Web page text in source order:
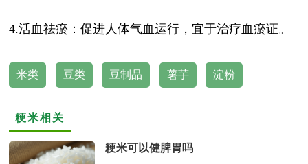
4.活血祛瘀：促进人体气血运行，宜于治疗血瘀证。
米类 豆类 豆制品 薯芋 淀粉
粳米相关
粳米可以健脾胃吗